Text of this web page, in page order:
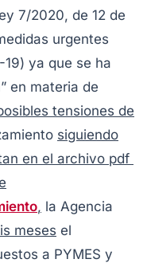
7/2020, de 12 de
urgentes
ya que se ha
en materia de
tensiones de
siguiendo
en el archivo pdf
, la Agencia
meses el
a PYMES y